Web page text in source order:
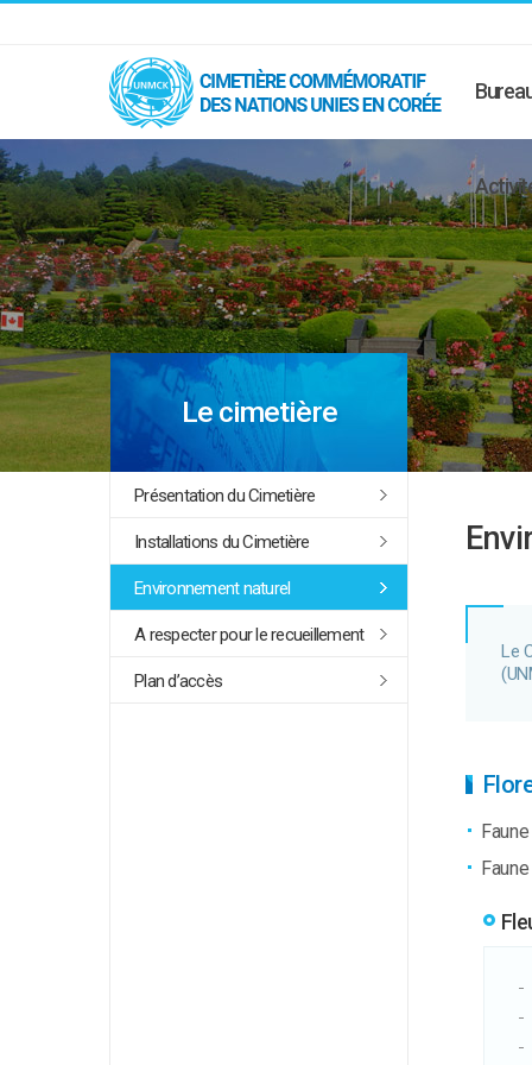
Le cimetière
Présentation du Cimetière
Installations du Cimetière
Environnement naturel
A respecter pour le recueillement
Plan d’accès
Le
Faune